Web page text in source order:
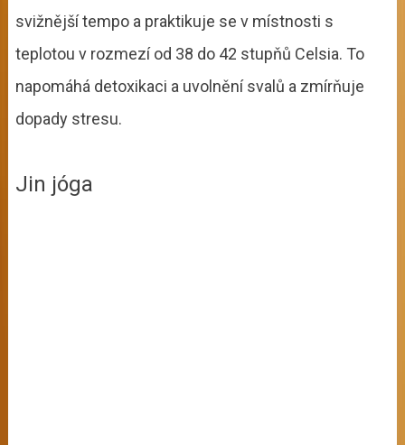
svižnější tempo a praktikuje se v místnosti s
teplotou v rozmezí od 38 do 42 stupňů Celsia. To
napomáhá detoxikaci a uvolnění svalů a zmírňuje
dopady stresu.
Jin jóga